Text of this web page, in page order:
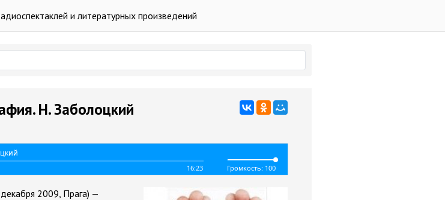
и литературных произведений
Н. Заболоцкий
16:23 Громкость: 100
2009, Прага) —